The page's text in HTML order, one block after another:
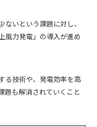
いという課題に対し、
風力発電」の導入が進め
る技術や、発電効率を高
題も解消されていくこと